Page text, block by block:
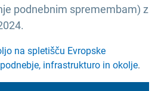
podnebnim spremembam) z
na spletišču Evropske
infrastrukturo in okolje.